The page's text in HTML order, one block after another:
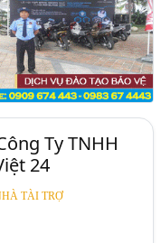
Ty TNHH
24
TÀI TRỢ